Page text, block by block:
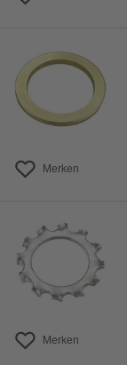
Merken
Merken